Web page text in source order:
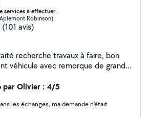
services à effectuer.
Robinson)
(101 avis)
recherche travaux à faire, bon
par Olivier : 4/5
les échanges, ma demande n'était